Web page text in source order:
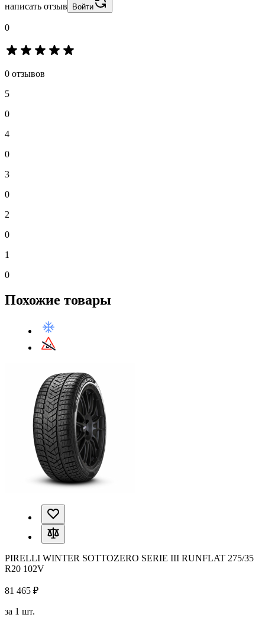
написать отзыв Войти
0
0 отзывов
5
0
4
0
3
0
2
0
1
0
Похожие товары
PIRELLI WINTER SOTTOZERO SERIE III RUNFLAT 275/35
R20 102V
81 465 ₽
за 1 шт.